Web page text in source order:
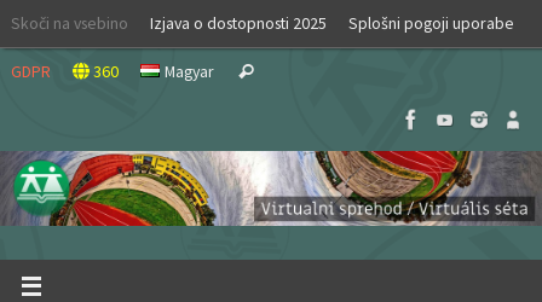
Skip
content
Skoči na vsebino Izjava o dostopnosti 2025 Splošni pogoji uporabe
GDPR 360 Magyar Search